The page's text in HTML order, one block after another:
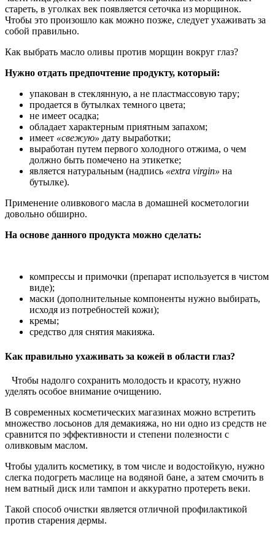
стареть, в уголках век появляется сеточка из морщинок.
Чтобы это произошло как можно позже, следует ухаживать за
собой правильно.
Как выбрать масло оливы против морщин вокруг глаз?
Нужно отдать предпочтение продукту, который:
упакован в стеклянную, а не пластмассовую тару;
продается в бутылках темного цвета;
не имеет осадка;
обладает характерным приятным запахом;
имеет «свежую» дату выработки;
выработан путем первого холодного отжима, о чем
должно быть помечено на этикетке;
является натуральным (надпись «extra virgin» на
бутылке).
Применение оливкового масла в домашней косметологии
довольно обширно.
На основе данного продукта можно сделать:
компрессы и примочки (препарат используется в чистом
виде);
маски (дополнительные компоненты нужно выбирать,
исходя из потребностей кожи);
кремы;
средство для снятия макияжа.
Как правильно ухаживать за кожей в области глаз?
Чтобы надолго сохранить молодость и красоту, нужно
уделять особое внимание очищению.
В современных косметических магазинах можно встретить
множество лосьонов для демакияжа, но ни одно из средств не
сравнится по эффективности и степени полезности с
оливковым маслом.
Чтобы удалить косметику, в том числе и водостойкую, нужно
слегка подогреть маслице на водяной бане, а затем смочить в
нем ватный диск или тампон и аккуратно протереть веки.
Такой способ очистки является отличной профилактикой
против старения дермы.